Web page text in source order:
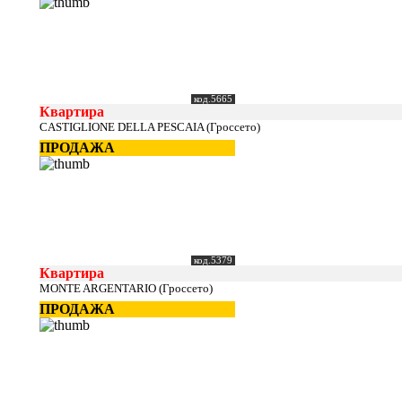
код.5665
Квартира
CASTIGLIONE DELLA PESCAIA (Гроссето)
ПРОДАЖА
код.5379
Квартира
MONTE ARGENTARIO (Гроссето)
ПРОДАЖА